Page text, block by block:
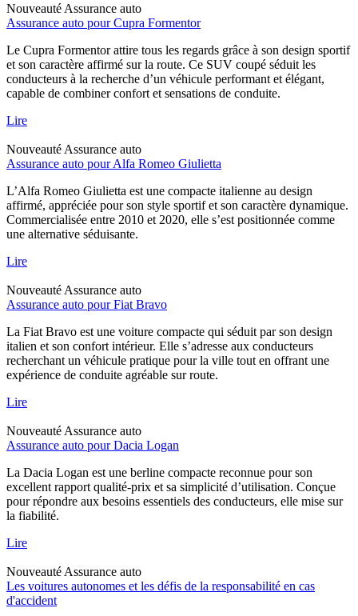
Nouveauté Assurance auto
Assurance auto pour Cupra Formentor
Le Cupra Formentor attire tous les regards grâce à son design sportif
et son caractère affirmé sur la route. Ce SUV coupé séduit les
conducteurs à la recherche d’un véhicule performant et élégant,
capable de combiner confort et sensations de conduite.
Lire
Nouveauté Assurance auto
Assurance auto pour Alfa Romeo Giulietta
L’Alfa Romeo Giulietta est une compacte italienne au design
affirmé, appréciée pour son style sportif et son caractère dynamique.
Commercialisée entre 2010 et 2020, elle s’est positionnée comme
une alternative séduisante.
Lire
Nouveauté Assurance auto
Assurance auto pour Fiat Bravo
La Fiat Bravo est une voiture compacte qui séduit par son design
italien et son confort intérieur. Elle s’adresse aux conducteurs
recherchant un véhicule pratique pour la ville tout en offrant une
expérience de conduite agréable sur route.
Lire
Nouveauté Assurance auto
Assurance auto pour Dacia Logan
La Dacia Logan est une berline compacte reconnue pour son
excellent rapport qualité-prix et sa simplicité d’utilisation. Conçue
pour répondre aux besoins essentiels des conducteurs, elle mise sur
la fiabilité.
Lire
Nouveauté Assurance auto
Les voitures autonomes et les défis de la responsabilité en cas
d'accident